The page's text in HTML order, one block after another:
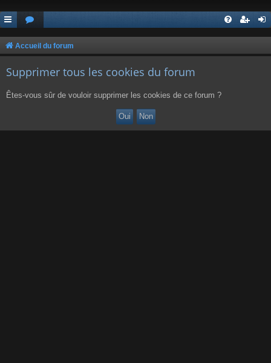
Accueil du forum
Supprimer tous les cookies du forum
Êtes-vous sûr de vouloir supprimer les cookies de ce forum ?